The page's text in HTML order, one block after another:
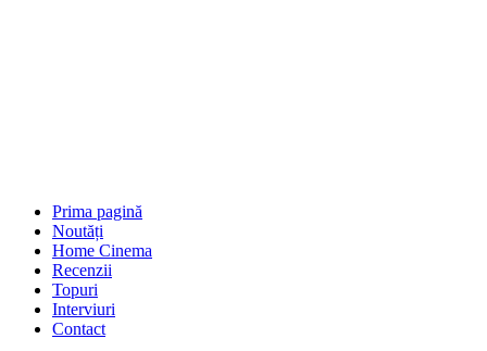
Prima pagină
Noutăți
Home Cinema
Recenzii
Topuri
Interviuri
Contact